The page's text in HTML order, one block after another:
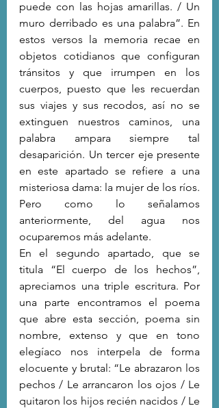
puede con las hojas amarillas. / Un
muro derribado es una palabra”. En
estos versos la memoria recae en
objetos cotidianos que configuran
tránsitos y que irrumpen en los
cuerpos, puesto que les recuerdan
sus viajes y sus recodos, así no se
extinguen nuestros caminos, una
palabra ampara siempre tal
desaparición. Un tercer eje presente
en este apartado se refiere a una
misteriosa dama: la mujer de los ríos.
Pero como lo señalamos
anteriormente, del agua nos
ocuparemos más adelante.
En el segundo apartado, que se
titula “El cuerpo de los hechos”,
apreciamos una triple escritura. Por
una parte encontramos el poema
que abre esta sección, poema sin
nombre, extenso y que en tono
elegíaco nos interpela de forma
elocuente y brutal: “Le abrazaron los
pechos / Le arrancaron los ojos / Le
quitaron los hijos recién nacidos / Le